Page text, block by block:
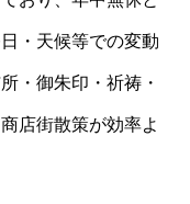
・天候等での変動
・御朱印・祈祷・
店街散策が効率よ